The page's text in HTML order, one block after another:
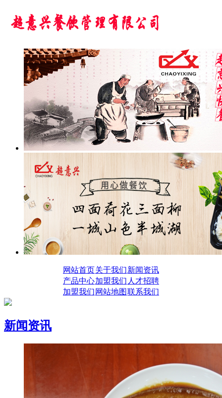
网站首页关于我们新闻资讯
产品中心加盟我们 人才招聘
加盟我们 网站地图联系我们
新闻资讯